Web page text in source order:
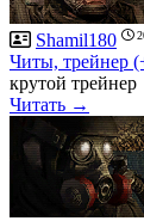
Shamil180
Читы, трейнер
крутой трейнер
Читать →